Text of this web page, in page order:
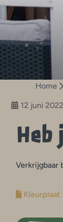
Home
12 juni 2022
Heb
Verkrijgbaar
Kleurplaat